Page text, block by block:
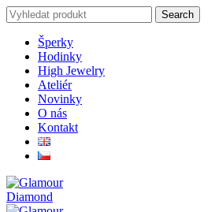
Search
for:
Search
Šperky
Hodinky
High Jewelry
Ateliér
Novinky
O nás
Kontakt